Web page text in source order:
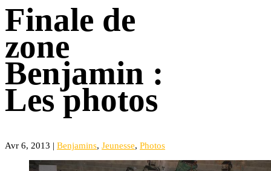
Finale de
zone
Benjamin :
Les photos
Avr 6, 2013 | Benjamins, Jeunesse, Photos